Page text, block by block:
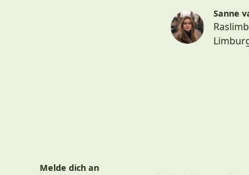
Sanne
Melde dich an